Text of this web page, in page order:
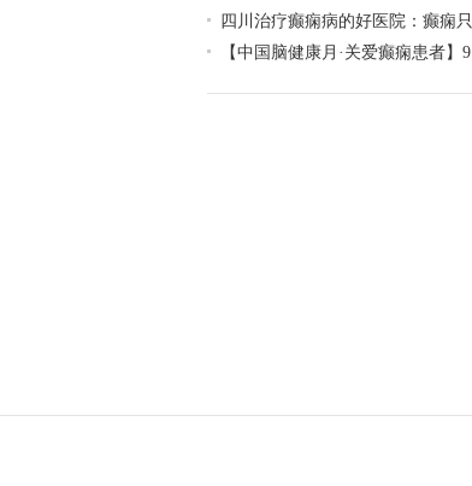
四川治疗癫痫病的好医院：癫痫只
【中国脑健康月·关爱癫痫患者】9